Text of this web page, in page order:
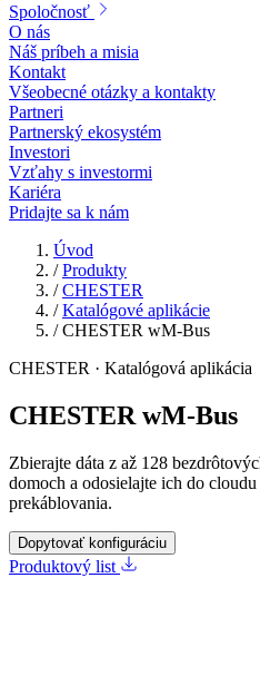
Spoločnosť
O nás
Náš príbeh a misia
Kontakt
Všeobecné otázky a kontakty
Partneri
Partnerský ekosystém
Investori
Vzťahy s investormi
Kariéra
Pridajte sa k nám
Úvod
/ Produkty
/ CHESTER
/ Katalógové aplikácie
/ CHESTER wM-Bus
CHESTER · Katalógová aplikácia
CHESTER wM-Bus
Zbierajte dáta z až 128
domoch a odosielajte ich do
prekáblovania.
Dopytovať konfiguráciu
Produktový list